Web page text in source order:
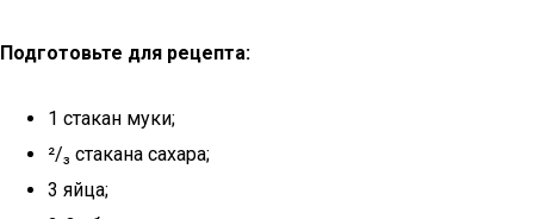
Подготовьте для рецепта:
1 стакан муки;
²/₃ стакана сахара;
3 яйца;